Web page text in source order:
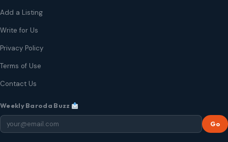
Add a Listing
Write for Us
Privacy Policy
Terms of Use
Contact Us
Weekly Baroda Buzz
Go